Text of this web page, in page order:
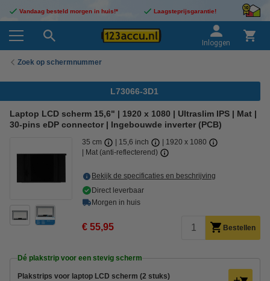
Vandaag besteld morgen in huis!* Laagsteprijsgarantie!
Inloggen
Zoek op schermnummer
L73066-3D1
Laptop LCD scherm 15,6" | 1920 x 1080 | Ultraslim IPS | Mat |
30-pins eDP connector | Ingebouwde inverter (PCB)
35 cm 15,6 inch
1920 x 1080
Mat (anti-reflecterend)
Bekijk de specificaties en beschrijving
Direct leverbaar
Morgen in huis
€ 55,95 Bestellen
Dé plakstrip voor een stevig scherm
Plakstrips voor laptop LCD scherm (2 stuks)